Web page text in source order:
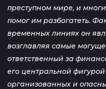
преступном мире, и
помог им разбогатеть.
временных линиях он
возглавляя самые
ответственный за
его центральной
организованных и